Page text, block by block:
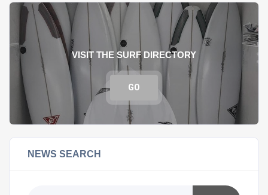
VISIT THE SURF DIRECTORY
GO
NEWS SEARCH